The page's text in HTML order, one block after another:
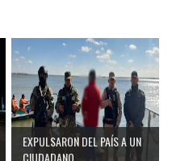
EXPULSARON DEL PAÍS A UN
CIUDADANO ...